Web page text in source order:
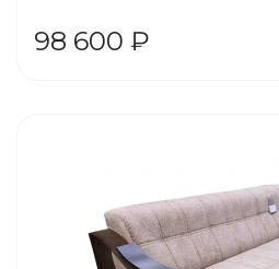
98 600 ₽